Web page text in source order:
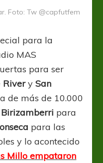
Foto: Tw @capfutfem
para la
MAS
para ser
RiverySan
de más de 10.000
para
para las
y lo acontecido
Millo empataron